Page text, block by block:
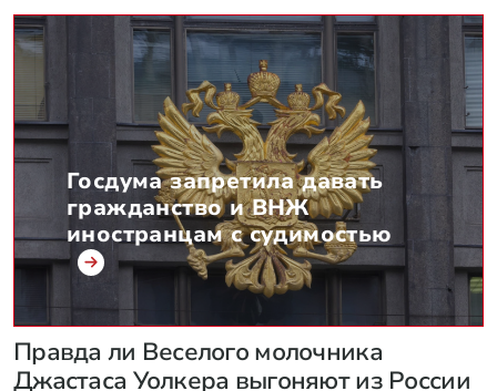
Госдума запретила давать
гражданство и ВНЖ
иностранцам с судимостью
Правда ли Веселого молочника
Джастаса Уолкера выгоняют из России